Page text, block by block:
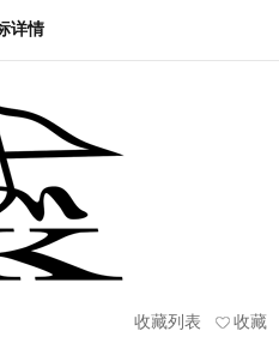
详情
收藏
收藏列表